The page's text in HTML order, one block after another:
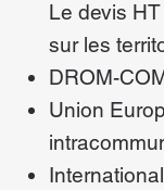
Le devis
sur les
DROM-
Union